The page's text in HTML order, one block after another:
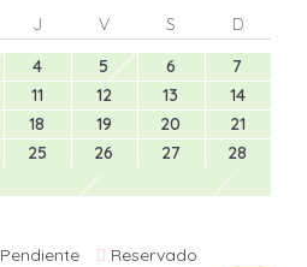
J V S
D
4 5 6
7
11 12 13
14
18 19 20
21
25 26 27
28
Pendiente Reservado